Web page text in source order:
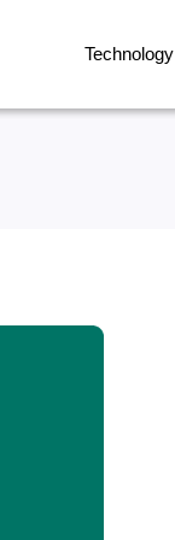
Technology